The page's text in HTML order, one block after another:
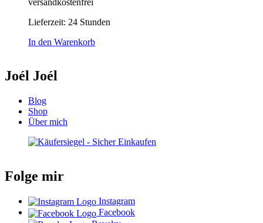
Lieferzeit: 24 Stunden
In den Warenkorb
Joél Joél
Blog
Shop
Über mich
Folge mir
Instagram
Facebook